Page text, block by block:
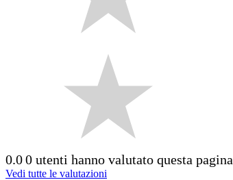
0.00 utenti hanno valutato questa pagina
Vedi tutte le valutazioni